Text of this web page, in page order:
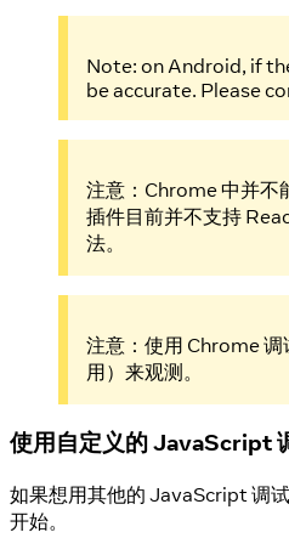
Note: on Android, if
be accurate. Please
注意：Chrome 中并不
插件目前并不支持
法。
注意：使用 Chrome
用）来观测。
使用自定义的 JavaScript
如果想用其他的 JavaScript 调
开始。